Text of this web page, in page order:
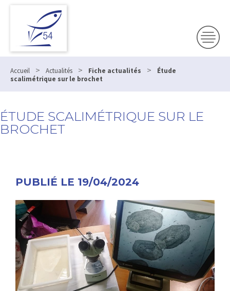
Accueil > Actualités > Fiche actualités >
Étude
scalimétrique sur le brochet
ÉTUDE SCALIMÉTRIQUE SUR LE
BROCHET
PUBLIÉ LE 19/04/2024